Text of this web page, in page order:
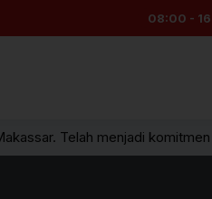
08:00 -
Telah menjadi komitmen